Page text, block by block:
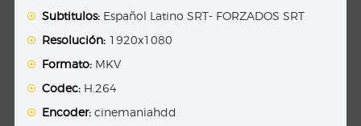
Subtitulos: Español Latino SRT- FORZADOS SRT
Resolución: 1920x1080
Formato: MKV
Codec: H.264
Encoder: cinemaniahdd